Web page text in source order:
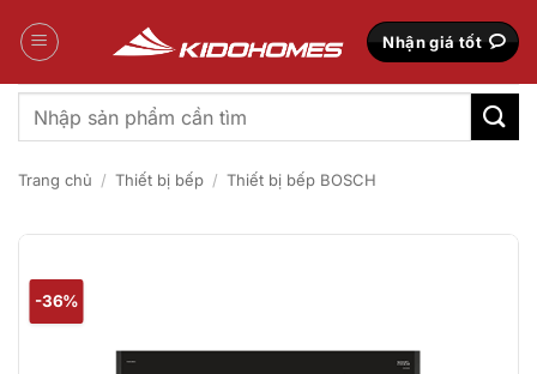
qua
Nhận giá tốt
Tìm
kiếm:
Trang chủ / Thiết bị bếp / Thiết bị bếp BOSCH
-36%